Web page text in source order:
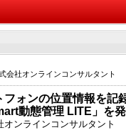
会社オンラインコンサルタント
フォンの位置情報を記
動態管理 LITE」を
ンラインコンサルタント